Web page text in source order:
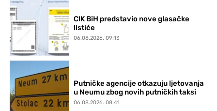
CIK BiH predstavio nove glasačke
listiće
06.08.2026. 09:13
Putničke agencije otkazuju ljetovanja
u Neumu zbog novih putničkih taksi
06.08.2026. 08:41